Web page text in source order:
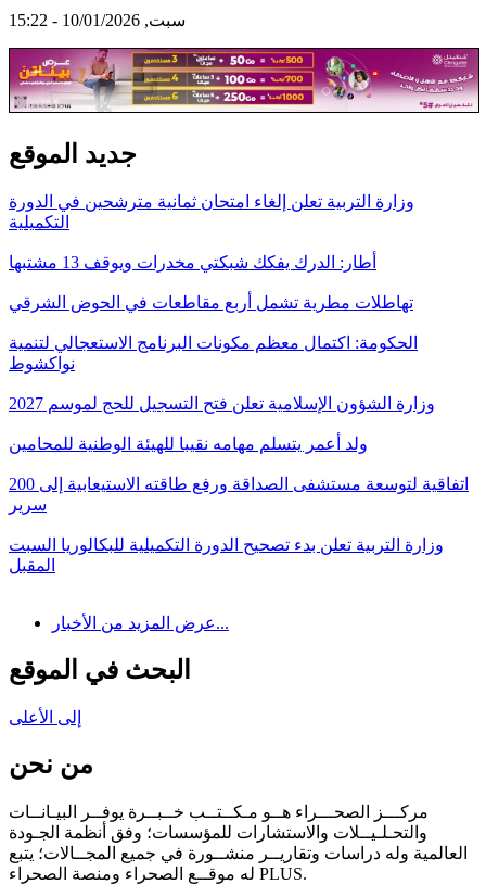
سبت, 10/01/2026 - 15:22
جديد الموقع
وزارة التربية تعلن إلغاء امتحان ثمانية مترشحين في الدورة
التكميلية
أطار: الدرك يفكك شبكتي مخدرات ويوقف 13 مشتبها
تهاطلات مطرية تشمل أربع مقاطعات في الحوض الشرقي
الحكومة: اكتمال معظم مكونات البرنامج الاستعجالي لتنمية
نواكشوط
وزارة الشؤون الإسلامية تعلن فتح التسجيل للحج لموسم 2027
ولد أعمر يتسلم مهامه نقيبا للهيئة الوطنية للمحامين
اتفاقية لتوسعة مستشفى الصداقة ورفع طاقته الاستيعابية إلى 200
سرير
وزارة التربية تعلن بدء تصحيح الدورة التكميلية للبكالوريا السبت
المقبل
عرض المزيد من الأخبار...
البحث في الموقع
إلى الأعلى
من نحن
مركـــز الصحـــراء هــو مـكــتــب خــبــرة يوفــر البيـانــات
والتحـلـيــلات والاستشارات للمؤسسات؛ وفق أنظمة الجـودة
العالمية وله دراسات وتقاريــر منشــورة في جميع المجــالات؛ يتبع
له موقــع الصحراء ومنصة الصحراء PLUS.